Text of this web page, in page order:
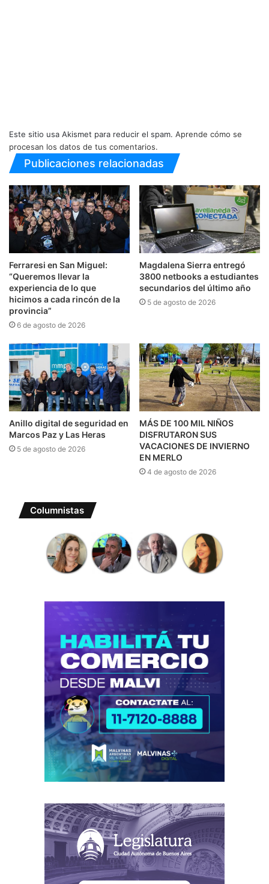
Este sitio usa Akismet para reducir el spam. Aprende cómo se
procesan los datos de tus comentarios.
Publicaciones relacionadas
Ferraresi en San Miguel:
“Queremos llevar la
experiencia de lo que
hicimos a cada rincón de la
provincia”
6 de agosto de 2026
Magdalena Sierra entregó
3800 netbooks a estudiantes
secundarios del último año
5 de agosto de 2026
Anillo digital de seguridad en
Marcos Paz y Las Heras
5 de agosto de 2026
MÁS DE 100 MIL NIÑOS
DISFRUTARON SUS
VACACIONES DE INVIERNO
EN MERLO
4 de agosto de 2026
Columnistas